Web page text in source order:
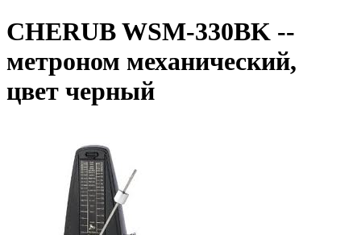
CHERUB WSM-330BK --
метроном механический,
цвет черный